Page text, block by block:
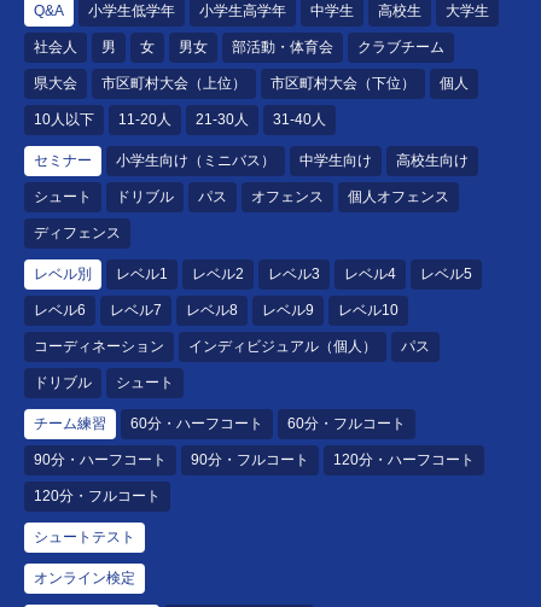
Q&A 小学生低学年 小学生高学年 中学生 高校生 大学生
社会人 男 女 男女 部活動・体育会 クラブチーム
県大会 市区町村大会（上位） 市区町村大会（下位） 個人
10人以下 11-20人 21-30人 31-40人
セミナー 小学生向け（ミニバス） 中学生向け 高校生向け
シュート ドリブル パス オフェンス 個人オフェンス
ディフェンス
レベル別 レベル1 レベル2 レベル3 レベル4 レベル5
レベル6 レベル7 レベル8 レベル9 レベル10
コーディネーション インディビジュアル（個人） パス
ドリブル シュート
チーム練習 60分・ハーフコート 60分・フルコート
90分・ハーフコート 90分・フルコート 120分・ハーフコート
120分・フルコート
シュートテスト
オンライン検定